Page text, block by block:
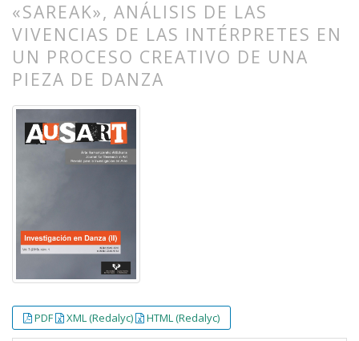
«SAREAK», ANÁLISIS DE LAS
VIVENCIAS DE LAS INTÉRPRETES EN
UN PROCESO CREATIVO DE UNA
PIEZA DE DANZA
PDF XML (Redalyc) HTML (Redalyc)